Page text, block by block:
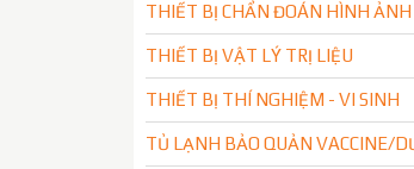
THIẾT BỊ CHẨN ĐOÁN HÌNH ẢNH
THIẾT BỊ VẬT LÝ TRỊ LIỆU
THIẾT BỊ THÍ NGHIỆM - VI SINH
TỦ LẠNH BẢO QUẢN VACCINE/